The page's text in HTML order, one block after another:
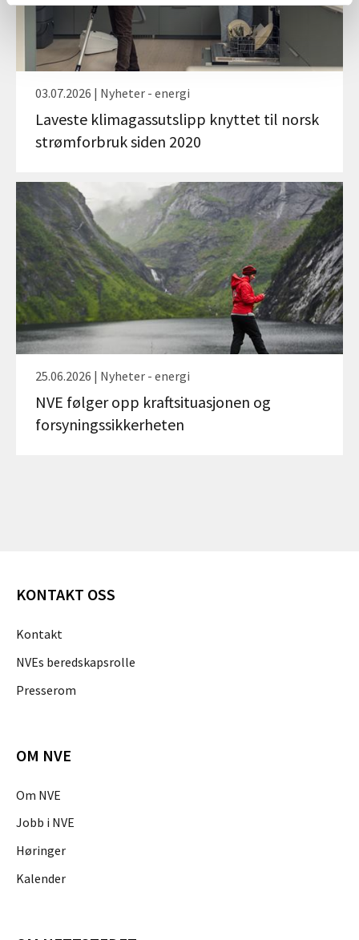
03.07.2026 | Nyheter - energi
Laveste klimagassutslipp knyttet til norsk
strømforbruk siden 2020
25.06.2026 | Nyheter - energi
NVE følger opp kraftsituasjonen og
forsyningssikkerheten
KONTAKT OSS
Kontakt
NVEs beredskapsrolle
Presserom
OM NVE
Om NVE
Jobb i NVE
Høringer
Kalender